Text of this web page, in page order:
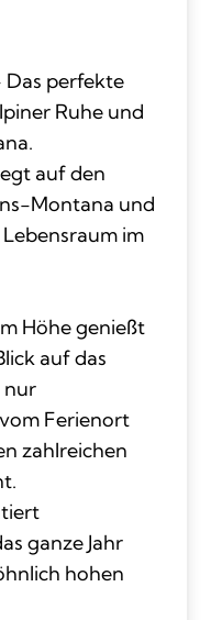
perfekte
Ruhe und
auf den
Montana und
im
Höhe genießt
auf das
nur
Ferienort
zahlreichen
ganze Jahr
hohen